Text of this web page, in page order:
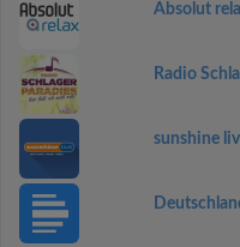
Absolut
Radio
sunshine